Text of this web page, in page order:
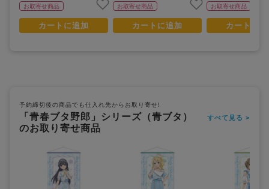
お取寄せ商品
カートに追加
お取寄せ商品
カートに追加
お取寄せ商品
カートに
予約締切後の商品でも仕入れ先からお取り寄せ!
「青春ブタ野郎」シリーズ（青ブタ）
のお取り寄せ商品
すべて見る >